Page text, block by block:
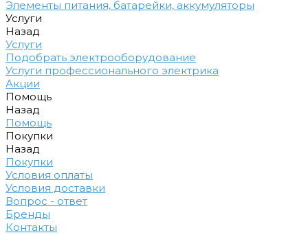
Элементы питания, батарейки, аккумуляторы
Услуги
Назад
Услуги
Подобрать электрооборудование
Услуги профессионального электрика
Акции
Помощь
Назад
Помощь
Покупки
Назад
Покупки
Условия оплаты
Условия доставки
Вопрос - ответ
Бренды
Контакты